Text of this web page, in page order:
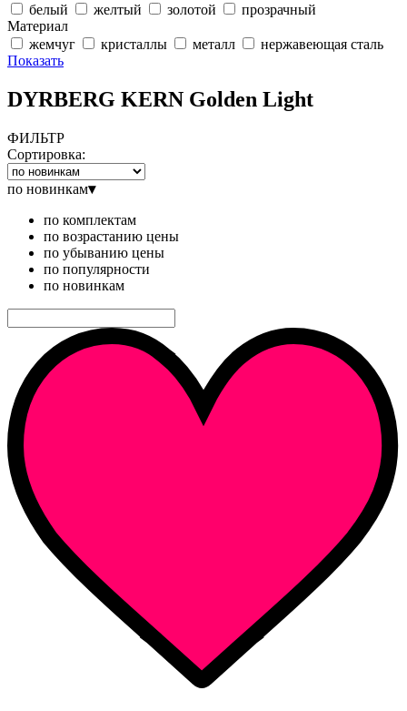
белый
желтый золотой
прозрачный
Материал
жемчуг
кристаллы металл
нержавеющая сталь
Показать
DYRBERG KERN Golden Light
ФИЛЬТР
Сортировка:
по новинкам▾
по комплектам
по возрастанию цены
по убыванию цены
по популярности
по новинкам